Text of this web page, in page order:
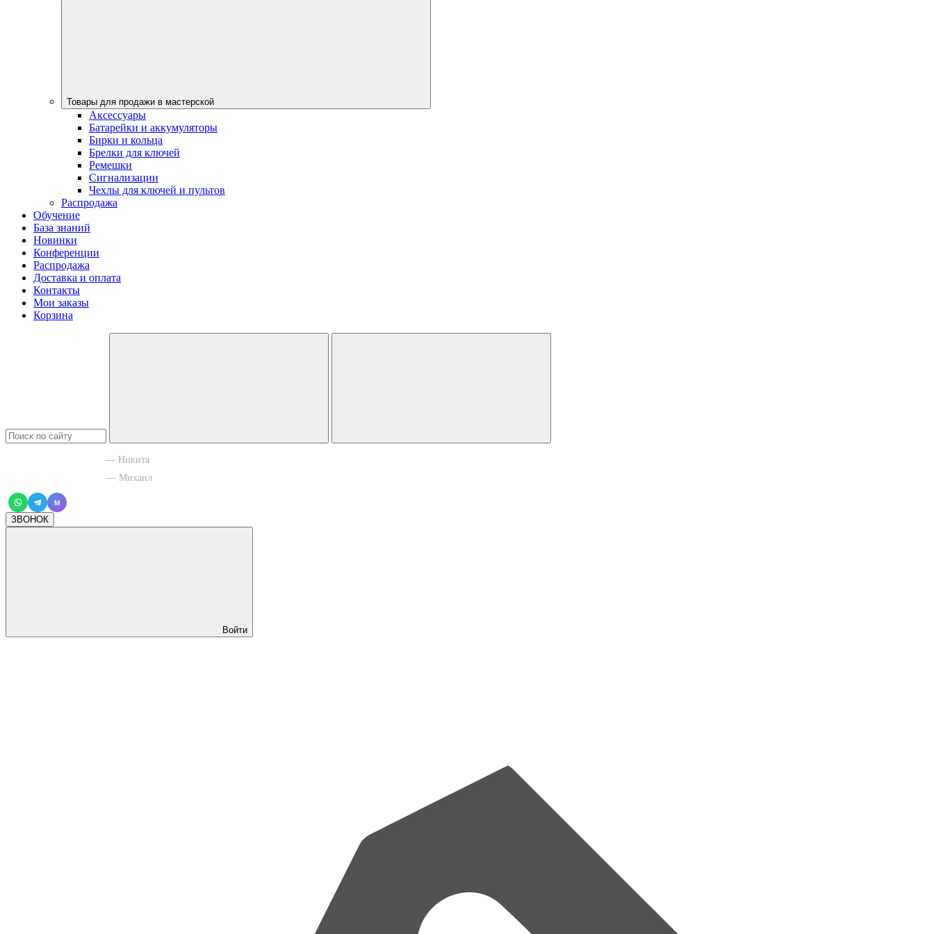
Товары для продажи в мастерской
Аксессуары
Батарейки и аккумуляторы
Бирки и кольца
Брелки для ключей
Ремешки
Сигнализации
Чехлы для ключей и пультов
Распродажа
Обучение
База знаний
Новинки
Конференции
Распродажа
Доставка и оплата
Контакты
Мои заказы
Корзина
— Никита
— Михаил
M
ЗВОНОК
Войти